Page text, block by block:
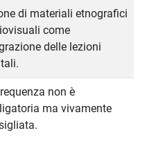
di materiali etnografici
come
delle lezioni
non è
ma vivamente